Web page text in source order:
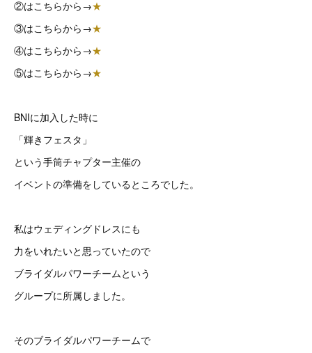
②はこちらから→★
③はこちらから→★
④はこちらから→★
⑤はこちらから→★
BNIに加入した時に
「輝きフェスタ」
という手筒チャプター主催の
イベントの準備をしているところでした。
私はウェディングドレスにも
力をいれたいと思っていたので
ブライダルパワーチームという
グループに所属しました。
そのブライダルパワーチームで